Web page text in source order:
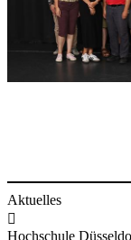
Aktuelles

Hochschule